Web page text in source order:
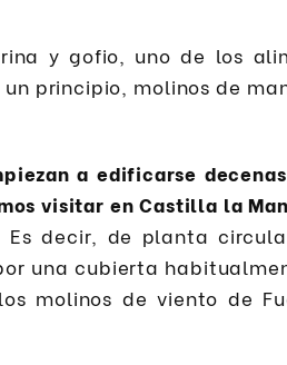
y gofio, uno de los
principio, molinos de
a edificarse
visitar en Castilla la
Es decir, de planta
una cubierta
molinos de viento de